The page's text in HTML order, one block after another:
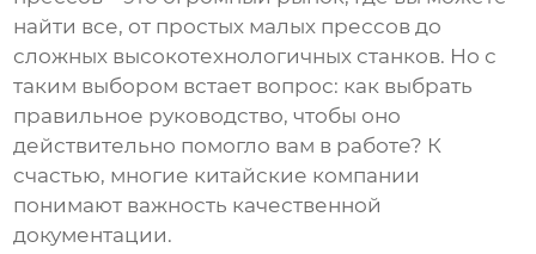
найти все, от простых малых прессов до
сложных высокотехнологичных станков. Но с
таким выбором встает вопрос: как выбрать
правильное руководство, чтобы оно
действительно помогло вам в работе? К
счастью, многие китайские компании
понимают важность качественной
документации.